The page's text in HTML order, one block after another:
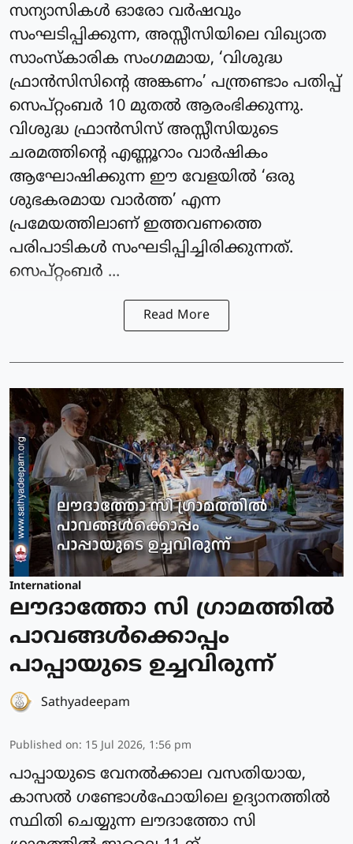
സന്യാസികള്‍ ഓരോ വര്‍ഷവും
സംഘടിപ്പിക്കുന്ന, അസ്സീസിയിലെ വിഖ്യാത
സാംസ്‌കാരിക സംഗമമായ, ‘വിശുദ്ധ
ഫ്രാൻസിസിന്റെ അങ്കണം’ പന്ത്രണ്ടാം പതിപ്പ്
സെപ്റ്റംബര്‍ 10 മുതല്‍ ആരംഭിക്കുന്നു.
വിശുദ്ധ ഫ്രാന്‍സിസ് അസ്സീസിയുടെ
ചരമത്തിന്റെ എണ്ണൂറാം വാര്‍ഷികം
ആഘോഷിക്കുന്ന ഈ വേളയില്‍ ‘ഒരു
ശുഭകരമായ വാര്‍ത്ത’ എന്ന
പ്രമേയത്തിലാണ് ഇത്തവണത്തെ
പരിപാടികള്‍ സംഘടിപ്പിച്ചിരിക്കുന്നത്.
സെപ്റ്റംബര്‍ ...
Read More
International
ലൗദാത്തോ സി ഗ്രാമത്തില്‍
പാവങ്ങള്‍ക്കൊപ്പം
പാപ്പായുടെ ഉച്ചവിരുന്ന്
Sathyadeepam
Published on: 15 Jul 2026, 1:56 pm
പാപ്പായുടെ വേനല്‍ക്കാല വസതിയായ,
കാസല്‍ ഗണ്ടോള്‍ഫോയിലെ ഉദ്യാനത്തില്‍
സ്ഥിതി ചെയ്യുന്ന ലൗദാത്തോ സി